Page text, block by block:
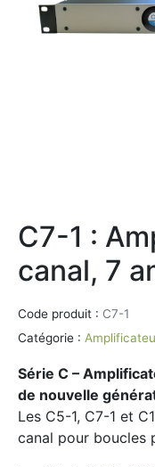
C7-1 :
canal, 7
Code produit : C7-1
Catégorie :
Série C –
de nouvelle
Les C5-1, C7-1 et
canal pour boucles